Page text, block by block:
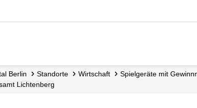
Berlin Standorte Wirtschaft
Spielgeräte mit
Lichtenberg